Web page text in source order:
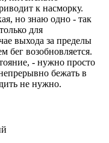
к насморку.
но знаю одно - так
для
выхода за пределы
бег возобновляется.
- нужно просто
бежать в
не нужно.